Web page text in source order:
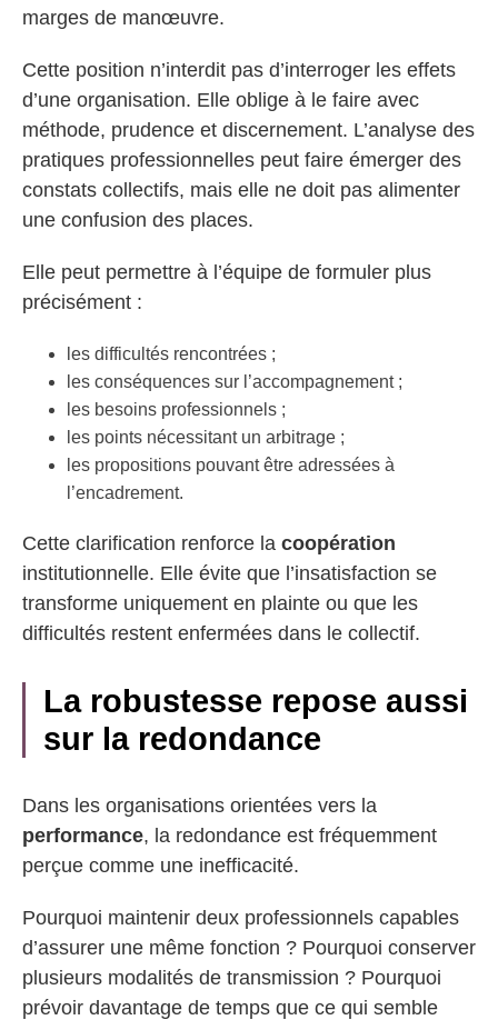
marges de manœuvre.
Cette position n’interdit pas d’interroger les effets
d’une organisation. Elle oblige à le faire avec
méthode, prudence et discernement. L’analyse des
pratiques professionnelles peut faire émerger des
constats collectifs, mais elle ne doit pas alimenter
une confusion des places.
Elle peut permettre à l’équipe de formuler plus
précisément :
les difficultés rencontrées ;
les conséquences sur l’accompagnement ;
les besoins professionnels ;
les points nécessitant un arbitrage ;
les propositions pouvant être adressées à
l’encadrement.
Cette clarification renforce la coopération
institutionnelle. Elle évite que l’insatisfaction se
transforme uniquement en plainte ou que les
difficultés restent enfermées dans le collectif.
La robustesse repose aussi
sur la redondance
Dans les organisations orientées vers la
performance, la redondance est fréquemment
perçue comme une inefficacité.
Pourquoi maintenir deux professionnels capables
d’assurer une même fonction ? Pourquoi conserver
plusieurs modalités de transmission ? Pourquoi
prévoir davantage de temps que ce qui semble